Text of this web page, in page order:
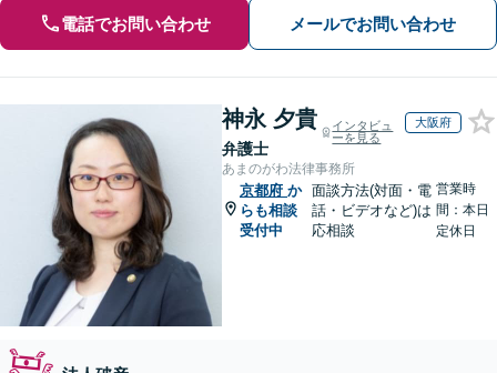
電話でお問い合わせ メールでお問い合わせ
神永 夕貴
弁護士
インタビュ
ーを見る
大阪府
あまのがわ法律事務所
京都府 か
らも相談
受付中
面談方法(対面・電
話・ビデオなど)は
応相談
営業時
間：本日
定休日